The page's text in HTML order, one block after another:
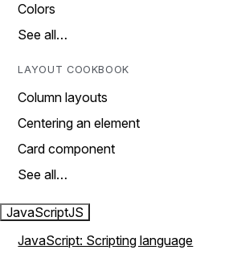
Colors
See all…
LAYOUT COOKBOOK
Column layouts
Centering an element
Card component
See all…
JavaScriptJS
JavaScript: Scripting language